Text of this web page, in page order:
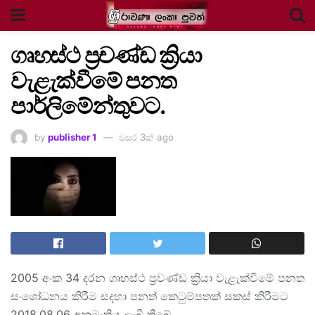
ගෘහස්ථ ප්‍රචණ්ඩ ක්‍රියා
වැළැක්වීමේ පනත
පාර්ලිමේන්තුවට.
by publisher 1 වසර 3ක් ago
2005 අංක 34 දරන ගෘහස්ථ ප්‍රචණ්ඩ ක්‍රියා වැළැක්වීමේ පනත
සංශෝධනය කිරීම සදහා පනත් කෙටුම්පතක් සකස් කිරීමට